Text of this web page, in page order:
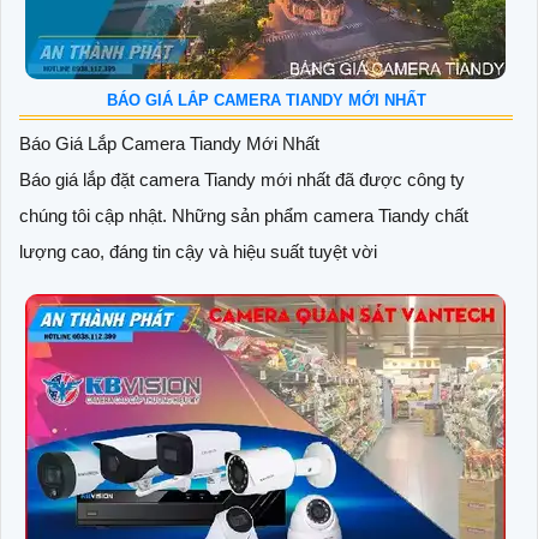
BÁO GIÁ LẮP CAMERA TIANDY MỚI NHẤT
Báo Giá Lắp Camera Tiandy Mới Nhất
Báo giá lắp đặt camera Tiandy mới nhất đã được công ty
chúng tôi cập nhật. Những sản phẩm camera Tiandy chất
lượng cao, đáng tin cậy và hiệu suất tuyệt vời